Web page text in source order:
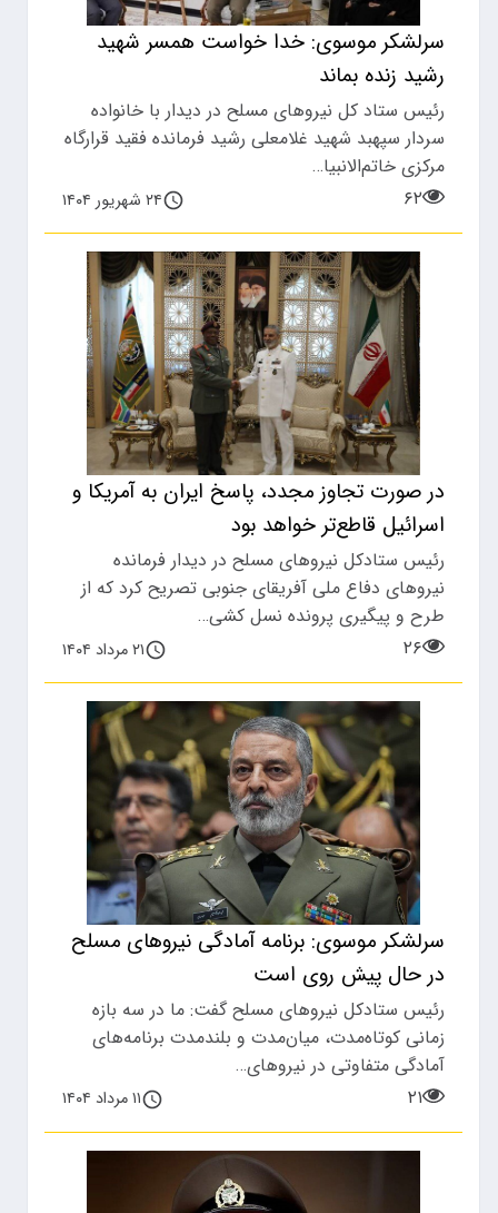
سرلشکر موسوی: خدا خواست همسر شهید
رشید زنده بماند
رئیس ستاد کل نیروهای مسلح در دیدار با خانواده
سردار سپهبد شهید غلامعلی رشید فرمانده فقید قرارگاه
مرکزی خاتم‌الانبیا…
۶۲
۲۴ شهریور ۱۴۰۴
در صورت تجاوز مجدد، پاسخ ایران به آمریکا و
اسرائیل قاطع‌تر خواهد بود
رئیس ستادکل نیروهای مسلح در دیدار فرمانده
نیروهای دفاع ملی آفریقای جنوبی تصریح کرد که از
طرح و پیگیری پرونده نسل کشی…
۲۶
۲۱ مرداد ۱۴۰۴
سرلشکر موسوی: برنامه آمادگی نیروهای مسلح
در حال پیش روی است
رئیس ستادکل نیروهای مسلح گفت: ما در سه بازه
زمانی کوتاه‌مدت، میان‌مدت و بلندمدت برنامه‌های
آمادگی متفاوتی در نیروهای…
۲۱
۱۱ مرداد ۱۴۰۴